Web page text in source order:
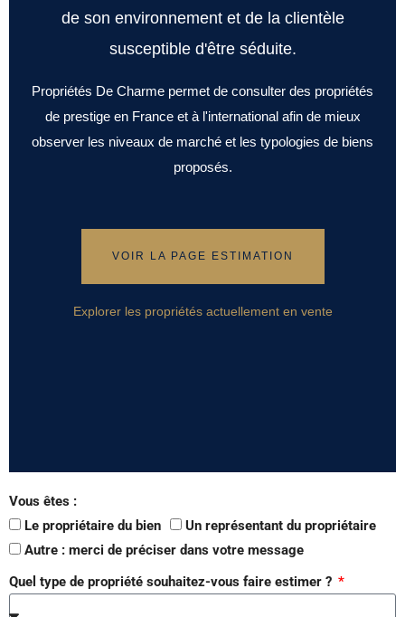
de son environnement et de la clientèle
susceptible d'être séduite.
Propriétés De Charme permet de consulter des propriétés
de prestige en France et à l'international afin de mieux
observer les niveaux de marché et les typologies de biens
proposés.
VOIR LA PAGE ESTIMATION
Explorer les propriétés actuellement en vente
Vous êtes :
Le propriétaire du bien
Un représentant du propriétaire
Autre : merci de préciser dans votre message
Quel type de propriété souhaitez-vous faire estimer ?